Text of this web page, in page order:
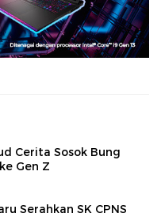
Cerita Sosok Bung
Gen Z
Serahkan SK CPNS